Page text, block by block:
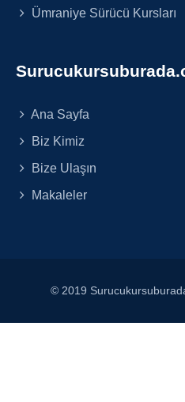
Ümraniye Sürücü Kursları
Ana Sayfa
Biz Kimiz
Bize Ulaşın
Makaleler
© 2019